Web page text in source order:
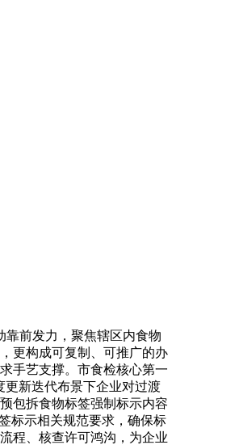
前发力，聚焦辖区内食物
更构成可复制、可推广的办
手艺支撑。市食检核心第一
更新迭代布景下企业对过渡
包拆食物标签强制标示内容
标示相关规范要求，确保标
程、核查许可鸿沟，为企业